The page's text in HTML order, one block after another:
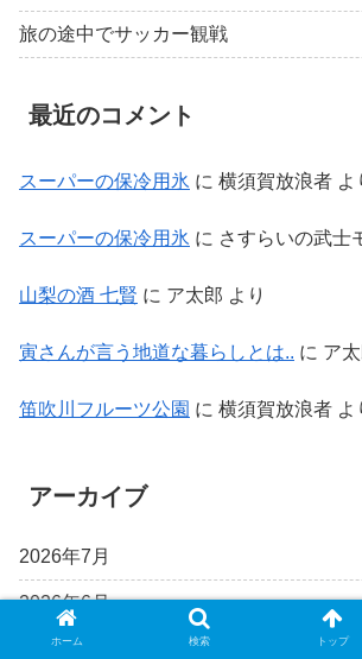
旅の途中でサッカー観戦
最近のコメント
スーパーの保冷用氷 に 横須賀放浪者 よ
スーパーの保冷用氷 に さすらいの武士
山梨の酒 七賢 に ア太郎 より
寅さんが言う地道な暮らしとは.. に ア
笛吹川フルーツ公園 に 横須賀放浪者 よ
アーカイブ
2026年7月
2026年6月
2026年5月
ホーム 検索 トップ